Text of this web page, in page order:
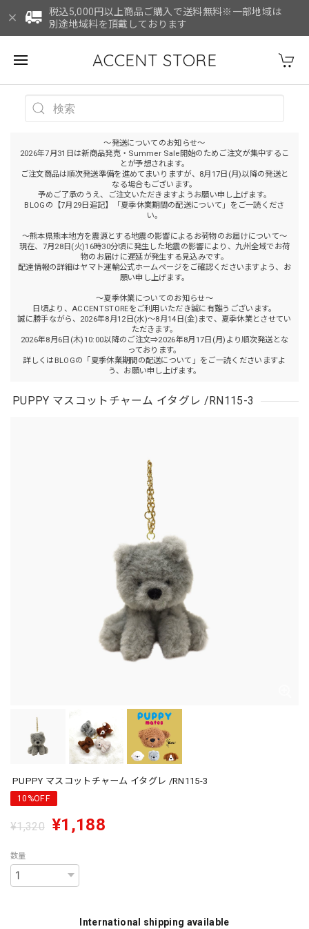
税込5,000円以上商品ご購入で送料無料※一部地域は
別途地域料を頂戴しております
ACCENT STORE
～発送についてのお知らせ～
2026年7月31日は新商品発売・Summer Sale開始のためご注文が集中するこ
とが予想されます。
ご注文商品は順次発送準備を進めてまいりますが、8月17日(月)以降の発送と
なる場合もございます。
予めご了承のうえ、ご注文いただきますようお願い申し上げます。
BLOGの【7月29日追記】「夏季休業期間の配送について」をご一読くださ
い。
～熊本県熊本地方を震源とする地震の影響によるお荷物のお届けについて～
現在、7月28日(火)16時30分頃に発生した地震の影響により、九州全域でお荷
物のお届けに遅延が発生する見込みです。
配達情報の詳細はヤマト運輸公式ホームページをご確認くださいますよう、お
願い申し上げます。
～夏季休業についてのお知らせ～
日頃より、ACCENTSTOREをご利用いただき誠に有難うございます。
誠に勝手ながら、2026年8月12日(水)～8月14日(金)まで、夏季休業とさせてい
ただきます。
2026年8月6日(木)10:00以降のご注文⇒2026年8月17日(月)より順次発送とな
っております。
詳しくはBLOGの「夏季休業期間の配送について」をご一読くださいますよ
う、お願い申し上げます。
PUPPY マスコットチャーム イタグレ /RN115-3
PUPPY マスコットチャーム イタグレ /RN115-3
10%OFF
¥1,320 ¥1,188
数量
International shipping available